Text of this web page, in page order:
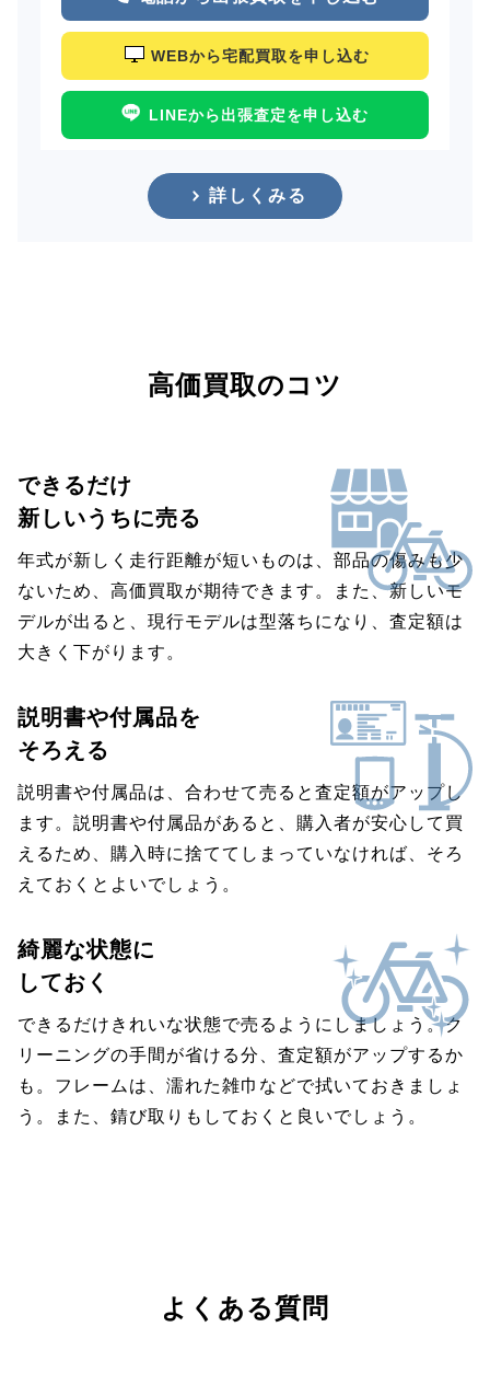
WEBから宅配買取を申し込む
LINEから出張査定を申し込む
詳しくみる
高価買取のコツ
できるだけ
新しいうちに売る
年式が新しく走行距離が短いものは、部品の傷みも少
ないため、高価買取が期待できます。また、新しいモ
デルが出ると、現行モデルは型落ちになり、査定額は
大きく下がります。
説明書や付属品を
そろえる
説明書や付属品は、合わせて売ると査定額がアップし
ます。説明書や付属品があると、購入者が安心して買
えるため、購入時に捨ててしまっていなければ、そろ
えておくとよいでしょう。
綺麗な状態に
しておく
できるだけきれいな状態で売るようにしましょう。ク
リーニングの手間が省ける分、査定額がアップするか
も。フレームは、濡れた雑巾などで拭いておきましょ
う。また、錆び取りもしておくと良いでしょう。
よくある質問